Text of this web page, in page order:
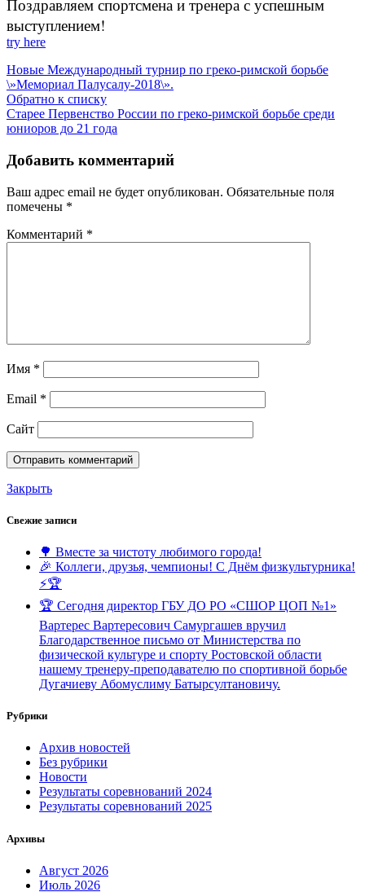
Поздравляем спортсмена и тренера с успешным
выступлением!
try here
Новые Международный турнир по греко-римской борьбе
\»Мемориал Палусалу-2018\».
Обратно к списку
Старее Первенство России по греко-римской борьбе среди
юниоров до 21 года
Добавить комментарий
Ваш адрес email не будет опубликован. Обязательные поля
помечены *
Комментарий *
Имя *
Email *
Сайт
Закрыть
Свежие записи
🌳 Вместе за чистоту любимого города!
🎉 Коллеги, друзья, чемпионы! С Днём физкультурника!
⚡️🏆
🏆 Сегодня директор ГБУ ДО РО «СШОР ЦОП №1»
Вартерес Вартересович Самургашев вручил
Благодарственное письмо от Министерства по
физической культуре и спорту Ростовской области
нашему тренеру-преподавателю по спортивной борьбе
Дугачиеву Абомуслиму Батырсултановичу.
Рубрики
Архив новостей
Без рубрики
Новости
Результаты соревнований 2024
Результаты соревнований 2025
Архивы
Август 2026
Июль 2026